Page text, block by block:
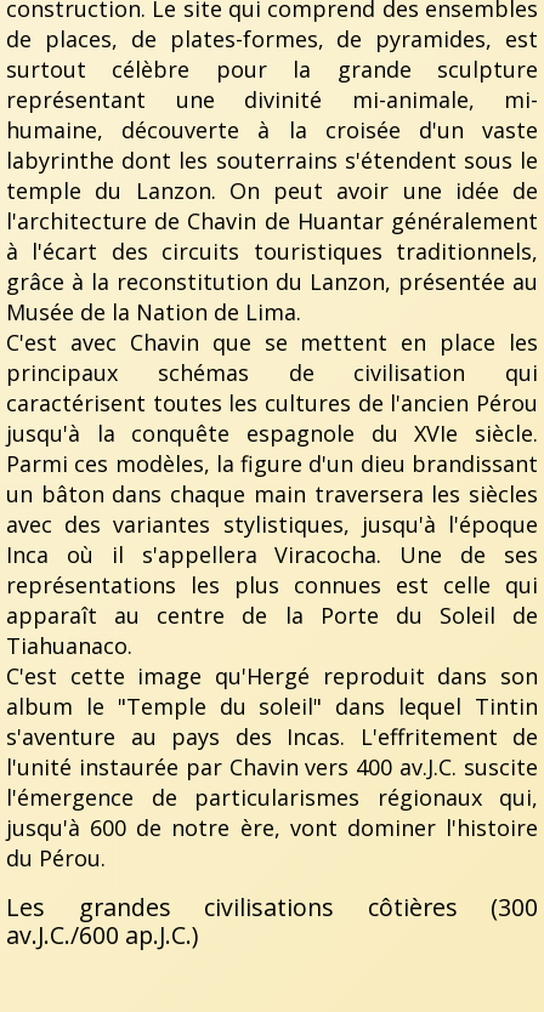
construction. Le site qui comprend des ensembles
de places, de plates-formes, de pyramides, est
surtout célèbre pour la grande sculpture
représentant une divinité mi-animale, mi-
humaine, découverte à la croisée d'un vaste
labyrinthe dont les souterrains s'étendent sous le
temple du Lanzon. On peut avoir une idée de
l'architecture de Chavin de Huantar généralement
à l'écart des circuits touristiques traditionnels,
grâce à la reconstitution du Lanzon, présentée au
Musée de la Nation de Lima.
C'est avec Chavin que se mettent en place les
principaux schémas de civilisation qui
caractérisent toutes les cultures de l'ancien Pérou
jusqu'à la conquête espagnole du XVIe siècle.
Parmi ces modèles, la figure d'un dieu brandissant
un bâton dans chaque main traversera les siècles
avec des variantes stylistiques, jusqu'à l'époque
Inca où il s'appellera Viracocha. Une de ses
représentations les plus connues est celle qui
apparaît au centre de la Porte du Soleil de
Tiahuanaco.
C'est cette image qu'Hergé reproduit dans son
album le "Temple du soleil" dans lequel Tintin
s'aventure au pays des Incas. L'effritement de
l'unité instaurée par Chavin vers 400 av.J.C. suscite
l'émergence de particularismes régionaux qui,
jusqu'à 600 de notre ère, vont dominer l'histoire
du Pérou.
Les grandes civilisations côtières (300
av.J.C./600 ap.J.C.)